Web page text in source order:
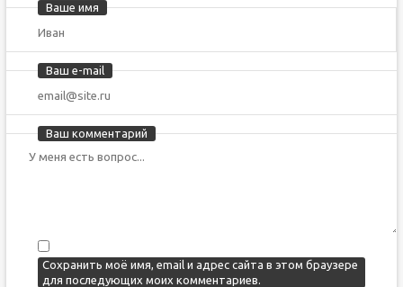
Ваше имя
Ваш e-mail
Ваш комментарий
Сохранить моё имя, email и адрес сайта в этом браузере
для последующих моих комментариев.